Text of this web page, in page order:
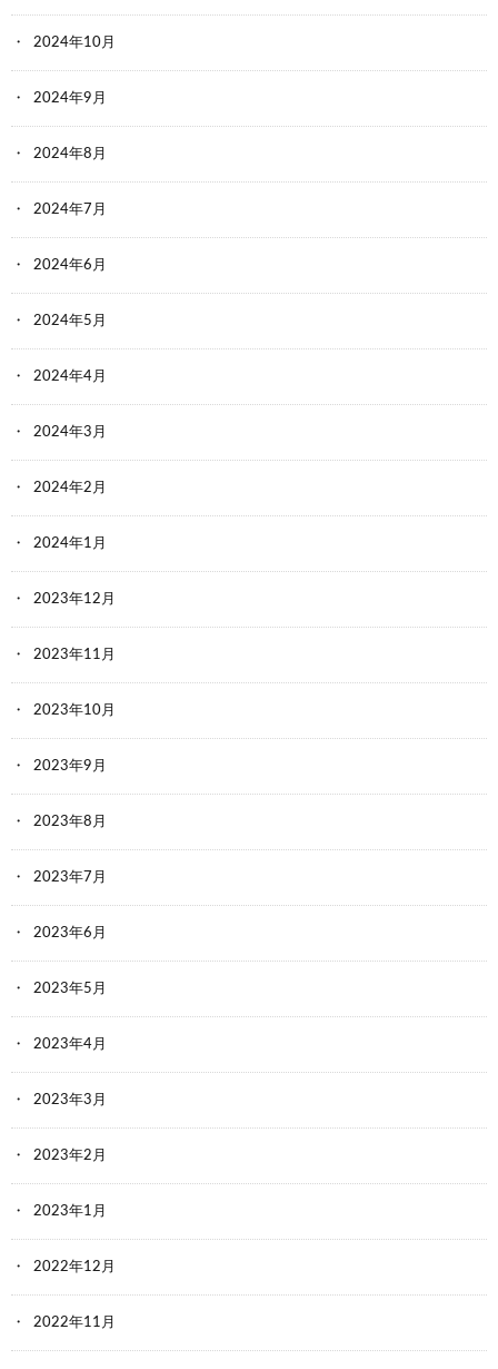
2024年10月
2024年9月
2024年8月
2024年7月
2024年6月
2024年5月
2024年4月
2024年3月
2024年2月
2024年1月
2023年12月
2023年11月
2023年10月
2023年9月
2023年8月
2023年7月
2023年6月
2023年5月
2023年4月
2023年3月
2023年2月
2023年1月
2022年12月
2022年11月